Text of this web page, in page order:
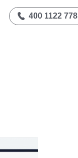
400 1122 778